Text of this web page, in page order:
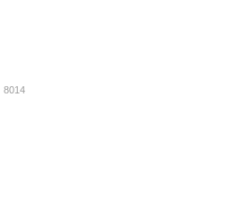
8014